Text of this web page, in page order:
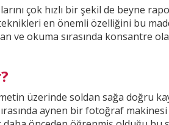
çok hızlı bir şekil de beyne
en önemli özelliğini bu
ve okuma sırasında konsantre
üzerinde soldan sağa doğru
aynen bir fotoğraf